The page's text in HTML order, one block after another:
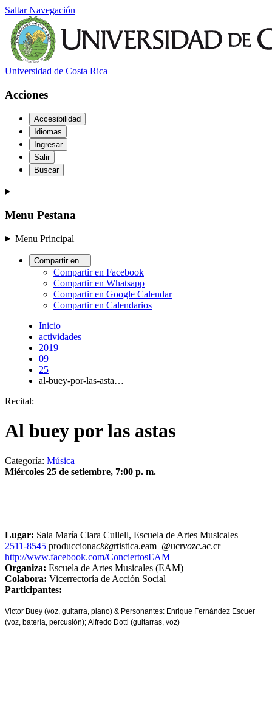
Saltar Navegación
Universidad de Costa Rica
Acciones
Accesibilidad
Idiomas
Ingresar
Salir
Buscar
Menu Pestana
Menu Principal
Compartir en...
Compartir en Facebook
Compartir en Whatsapp
Compartir en Google Calendar
Compartir en Calendarios
Inicio
actividades
2019
09
25
al-buey-por-las-asta…
Recital:
Al buey por las astas
Categoría: Música
Miércoles 25 de setiembre, 7:00 p. m.
Lugar: Sala María Clara Cullell, Escuela de Artes Musicales
2511-8545 produccionackkgrtistica.eam @ucrvozc.ac.cr
http://www.facebook.com/ConciertosEAM
Organiza: Escuela de Artes Musicales (EAM)
Colabora: Vicerrectoría de Acción Social
Participantes:
Victor Buey (voz, guitarra, piano) & Personantes: Enrique Fernández Escuer
(voz, batería, percusión); Alfredo Dotti (guitarras, voz)